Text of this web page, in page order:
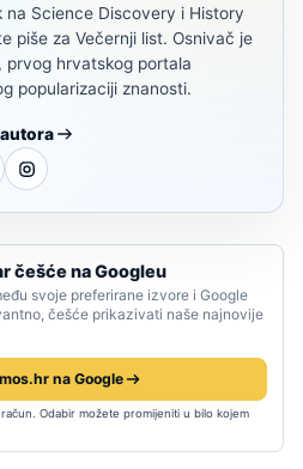
na Science Discovery i History
piše za Večernji list. Osnivač je
prvog hrvatskog portala
popularizaciji znanosti.
češće na Googleu
svoje preferirane izvore i Google
češće prikazivati naše najnovije
na Google
Odabir možete promijeniti u bilo kojem